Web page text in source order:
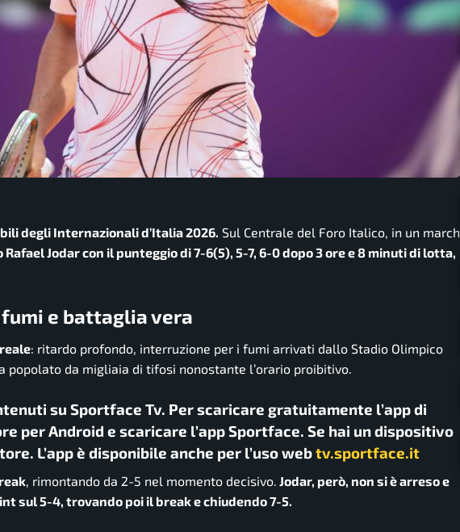
degli Internazionali d’Italia 2026. Sul Centrale del Foro Italico, in un march
Jodar con il punteggio di 7-6(5), 5-7, 6-0 dopo 3 ore e 8 minuti di lotta,
e battaglia vera
: ritardo profondo, interruzione per i fumi arrivati dallo Stadio Olimpico
popolato da migliaia di tifosi nonostante l’orario proibitivo.
su Sportface Tv. Per scaricare gratuitamente l’app di
per Android e scaricare l’app Sportface. Se hai un dispositivo
L’app è disponibile anche per l’uso webtv.sportface.it
, rimontando da 2-5 nel momento decisivo. Jodar, però, non si è arreso e
sul 5-4, trovando poi il break e chiudendo 7-5.